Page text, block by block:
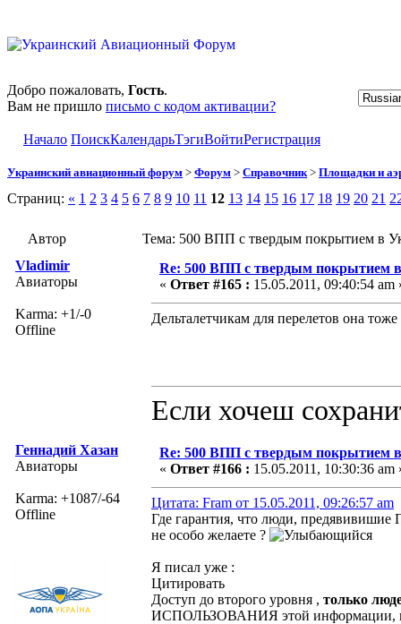
Добро пожаловать, Гость.
Вам не пришло письмо с кодом активации?
Начало ПоискКалендарьТэгиВойтиРегистрация
Украинский авиационный форум > Форум > Справочник > Площадки и
Страниц: « 1 2 3 4 5 6 7 8 9 10 11 12 13 14 15 16 17 18 19 20 21
Автор
Тема: 500 ВПП с твердым покрытием в
Vladimir
Авиаторы
Karma: +1/-0
Offline
Re: 500 ВПП с твердым покрытием
« Ответ #165 : 15.05.2011, 09:40:54 am
Дельталетчикам для перелетов она
Если хочеш
Геннадий Хазан
Авиаторы
Karma: +1087/-64
Offline
Re: 500 ВПП с твердым покрытием
« Ответ #166 : 15.05.2011, 10:30:36 am
Цитата: Fram от 15.05.2011, 09:26:57 am
Где гарантия, что люди, предявивишие
не особо желаете ?
Я писал уже :
Цитировать
Доступ до второго уровня , только
ИСПОЛЬЗОВАНИЯ этой информации, и